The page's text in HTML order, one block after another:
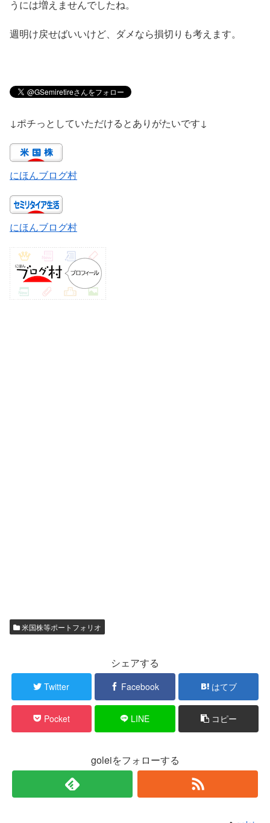
うには増えませんでしたね。
週明け戻せばいいけど、ダメなら損切りも考えます。
↓ポチっとしていただけるとありがたいです↓
にほんブログ村
にほんブログ村
米国株等ポートフォリオ
シェアする
Twitter Facebook はてブ
Pocket LINE コピー
goleiをフォローする